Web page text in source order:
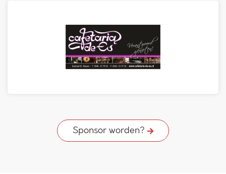
Sponsor worden?